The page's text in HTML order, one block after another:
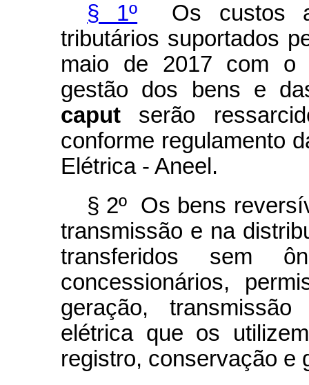
§ 1º Os custos
tributários suportados
maio de 2017 com o
gestão dos bens e
caput serão
conforme regulamento
Elétrica - Aneel.
§ 2º Os bens
transmissão e na
transferidos sem
concessionários,
geração,
elétrica que os
registro, conservação e